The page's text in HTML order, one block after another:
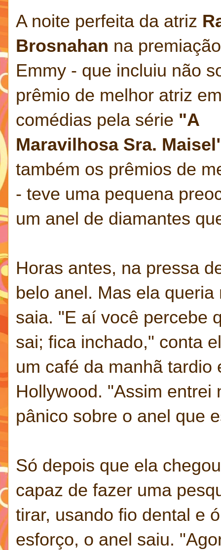
A noite perfeita da atriz
Brosnahan na
Emmy - que incluiu não
prêmio de melhor atriz
comédias pela série "A
Maravilhosa Sra.
também os prêmios de
- teve uma pequena
um anel de diamantes
Horas antes, na pressa
belo anel. Mas ela
saia. "E aí você percebe
sai; fica inchado," conta
um café da manhã
Hollywood. "Assim entrei
pânico sobre o anel que
Só depois que ela
capaz de fazer uma
tirar, usando fio dental e
esforço, o anel saiu.